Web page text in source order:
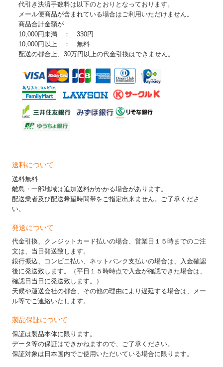
代引き決済手数料は以下のとおりとなっております。
メール便商品が含まれている場合はご利用いただけません。
商品合計金額が
10,000円未満 ： 330円
10,000円以上 ： 無料
配送の都合上、30万円以上の代金引換はできません。
送料について
送料無料
離島・一部地域は追加送料がかかる場合があります。
配送業者及び配送希望時間帯をご指定出来ません。ご了承くださ
い。
発送について
代金引換、クレジットカード払いの場合、営業日１５時までのご注
文は、当日発送致します。
銀行振込、コンビニ払い、ネットバンク支払いの場合は、入金確認
後に発送致します。（平日１５時時点で入金が確認できた場合は、
確認日当日に発送致します。）
天候や運送会社の都合、その他の理由により遅延する場合は、メー
ル等でご連絡いたします。
製品保証について
保証は製品本体に限ります。
データ等の保証はできかねますので、ご了承ください。
保証対象は日本国内でご使用いただいている場合に限ります。